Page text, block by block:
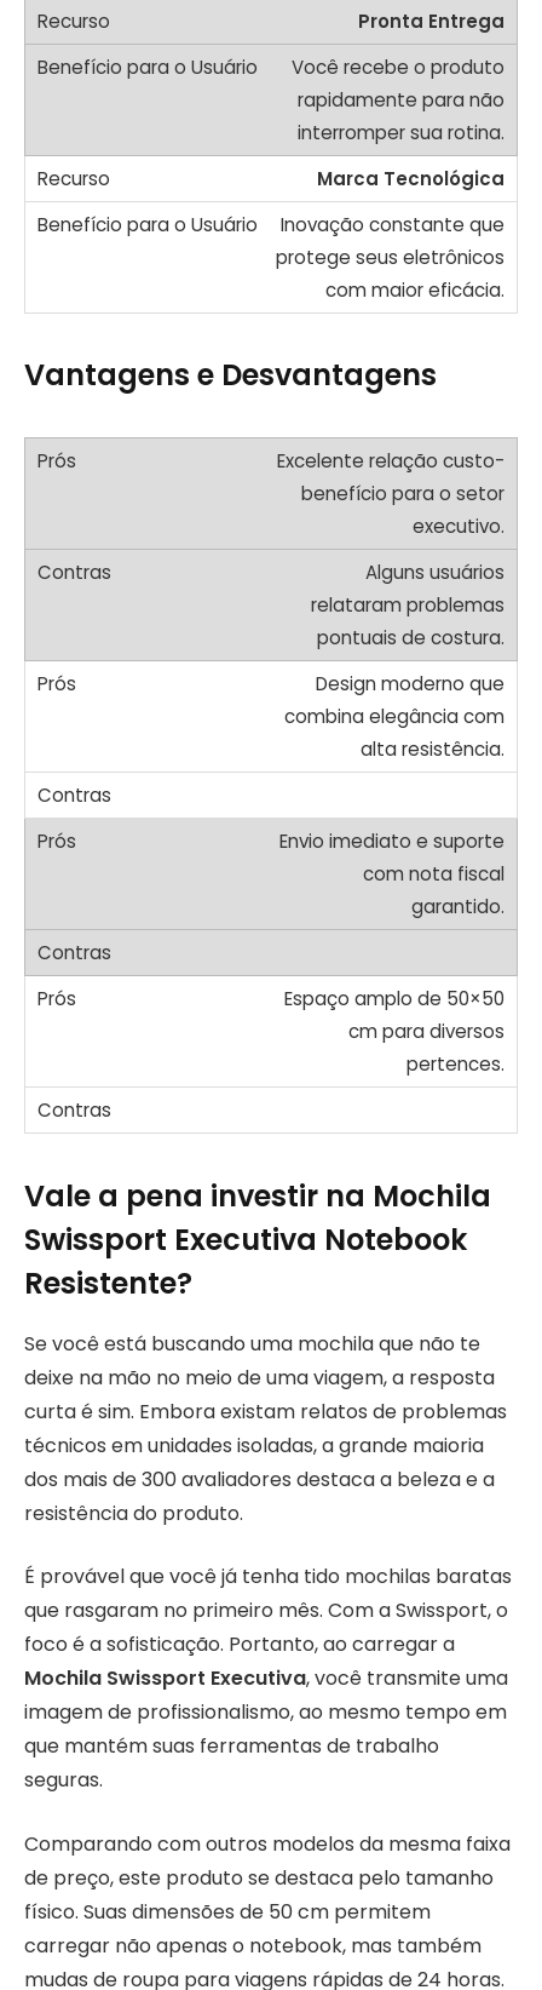
Pronta Entrega
Você recebe o produto
rapidamente para não
interromper sua rotina.
Marca Tecnológica
Inovação constante que
protege seus eletrônicos
com maior eficácia.
Vantagens e Desvantagens
Excelente relação custo-
benefício para o setor
executivo.
Alguns usuários
relataram problemas
pontuais de costura.
Design moderno que
combina elegância com
alta resistência.
Envio imediato e suporte
com nota fiscal
garantido.
Espaço amplo de 50×50
cm para diversos
pertences.
Vale a pena investir na Mochila
Swissport Executiva Notebook
Resistente?
Se você está buscando uma mochila que não te
deixe na mão no meio de uma viagem, a resposta
curta é sim. Embora existam relatos de problemas
técnicos em unidades isoladas, a grande maioria
dos mais de 300 avaliadores destaca a beleza e a
resistência do produto.
É provável que você já tenha tido mochilas baratas
que rasgaram no primeiro mês. Com a Swissport, o
foco é a sofisticação. Portanto, ao carregar a
Mochila Swissport Executiva, você transmite uma
imagem de profissionalismo, ao mesmo tempo em
que mantém suas ferramentas de trabalho
seguras.
Comparando com outros modelos da mesma faixa
de preço, este produto se destaca pelo tamanho
físico. Suas dimensões de 50 cm permitem
carregar não apenas o notebook, mas também
mudas de roupa para viagens rápidas de 24 horas.